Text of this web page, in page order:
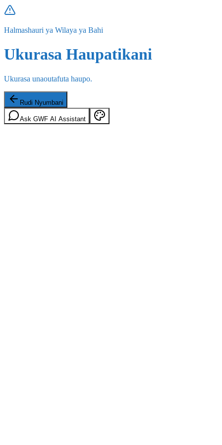
Halmashauri ya Wilaya ya Bahi
Ukurasa Haupatikani
Ukurasa unaoutafuta haupo.
Rudi Nyumbani
Ask GWF AI Assistant